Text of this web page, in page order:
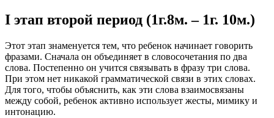
I этап второй период (1г.8м. – 1г. 10м.)
Этот этап знаменуется тем, что ребенок начинает говорить
фразами. Сначала он объединяет в словосочетания по два
слова. Постепенно он учится связывать в фразу три слова.
При этом нет никакой грамматической связи в этих словах.
Для того, чтобы объяснить, как эти слова взаимосвязаны
между собой, ребенок активно использует жесты, мимику и
интонацию.